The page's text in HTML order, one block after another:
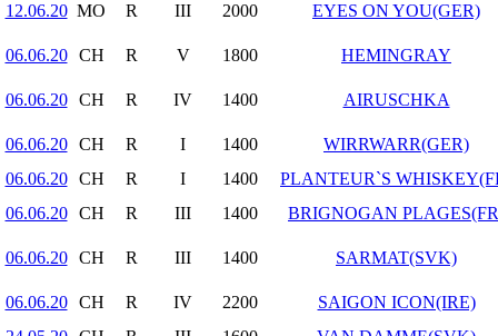
12.06.20 MO R III 2000 EYES ON YOU(GER)
06.06.20 CH R V 1800 HEMINGRAY
06.06.20 CH R IV 1400 AIRUSCHKA
06.06.20 CH R I 1400
WIRRWARR(GER)
06.06.20
CH R I 1400
PLANTEUR`S
06.06.20
CH R III 1400 BRIGNOGAN
06.06.20 CH R III 1400 SARMAT(SVK)
06.06.20 CH R IV 2200
SAIGON ICON(IRE)